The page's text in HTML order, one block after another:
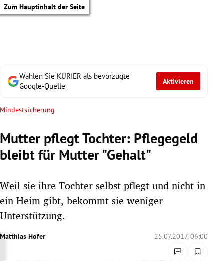
Zum Hauptinhalt der Seite
Untermenü
Untermenü
Wählen Sie KURIER als bevorzugte
Google-Quelle
Aktivieren
Mindestsicherung
Mutter pflegt Tochter: Pflegegeld
bleibt für Mutter "Gehalt"
Weil sie ihre Tochter selbst pflegt und nicht in
ein Heim gibt, bekommt sie weniger
Unterstützung.
Matthias Hofer 25.07.2017, 06:00